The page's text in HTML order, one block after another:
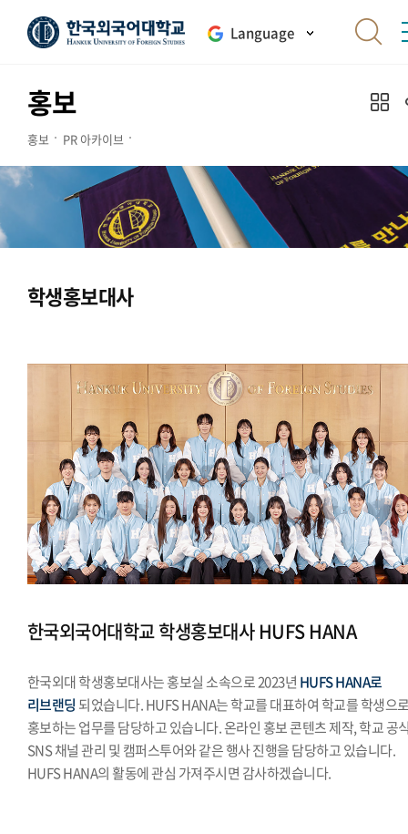
Language
홍보
홍보 PR 아카이브
학생홍보대사
한국외국어대학교 학생홍보대사 HUFS HANA
한국외대 학생홍보대사는 홍보실 소속으로 2023년 HUFS HANA로
리브랜딩 되었습니다. HUFS HANA는 학교를 대표하여 학교를 학생으
홍보하는 업무를 담당하고 있습니다. 온라인 홍보 콘텐츠 제작, 학교 공
SNS 채널 관리 및 캠퍼스투어와 같은 행사 진행을 담당하고 있습니다.
HUFS HANA의 활동에 관심 가져주시면 감사하겠습니다.